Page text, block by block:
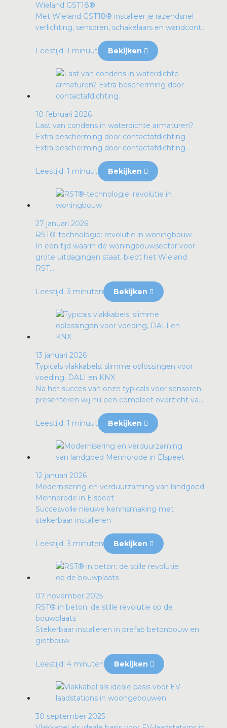
Wieland GST18®
Met Wieland GST18® installeer je razendsnel
verlichting, sensoren, schakelaars en wandcont...
Leestijd: 1 minuut Bekijken
10 februari 2026
Last van condens in waterdichte armaturen?
Extra bescherming door contactafdichting.
Extra bescherming door contactafdichting.
Leestijd: 1 minuut Bekijken
27 januari 2026
RST®-technologie: revolutie in woningbouw
In een tijd waarin de woningbouwsector voor
grote uitdagingen staat, biedt het Wieland
RST...
Leestijd: 3 minuten Bekijken
13 januari 2026
Typicals vlakkabels: slimme oplossingen voor
voeding, DALI en KNX
Na het succes van onze typicals voor sensoren
presenteren wij nu een compleet overzicht va...
Leestijd: 1 minuut Bekijken
12 januari 2026
Modernisering en verduurzaming van landgoed
Mennorode in Elspeet
Succesvolle nieuwe kennismaking met
stekerbaar installeren
Leestijd: 3 minuten Bekijken
07 november 2025
RST® in beton: de stille revolutie op de
bouwplaats
Stekerbaar installeren in prefab betonbouw en
gietbouw
Leestijd: 4 minuten Bekijken
30 september 2025